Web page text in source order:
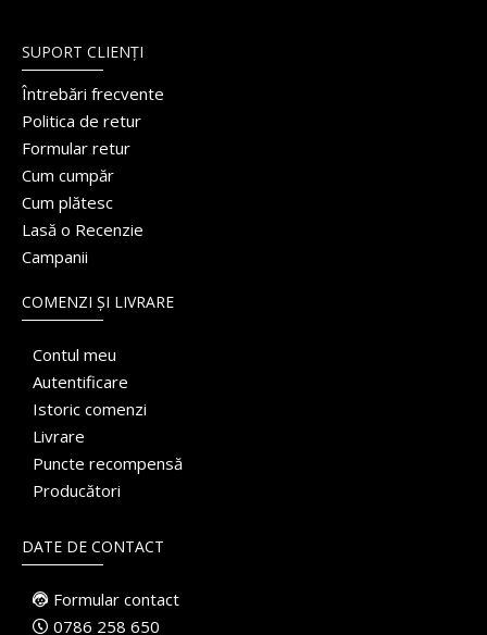
SUPORT CLIENȚI
Întrebări frecvente
Politica de retur
Formular retur
Cum cumpăr
Cum plătesc
Lasă o Recenzie
Campanii
COMENZI ȘI LIVRARE
Contul meu
Autentificare
Istoric comenzi
Livrare
Puncte recompensă
Producători
DATE DE CONTACT
Formular contact
0786 258 650